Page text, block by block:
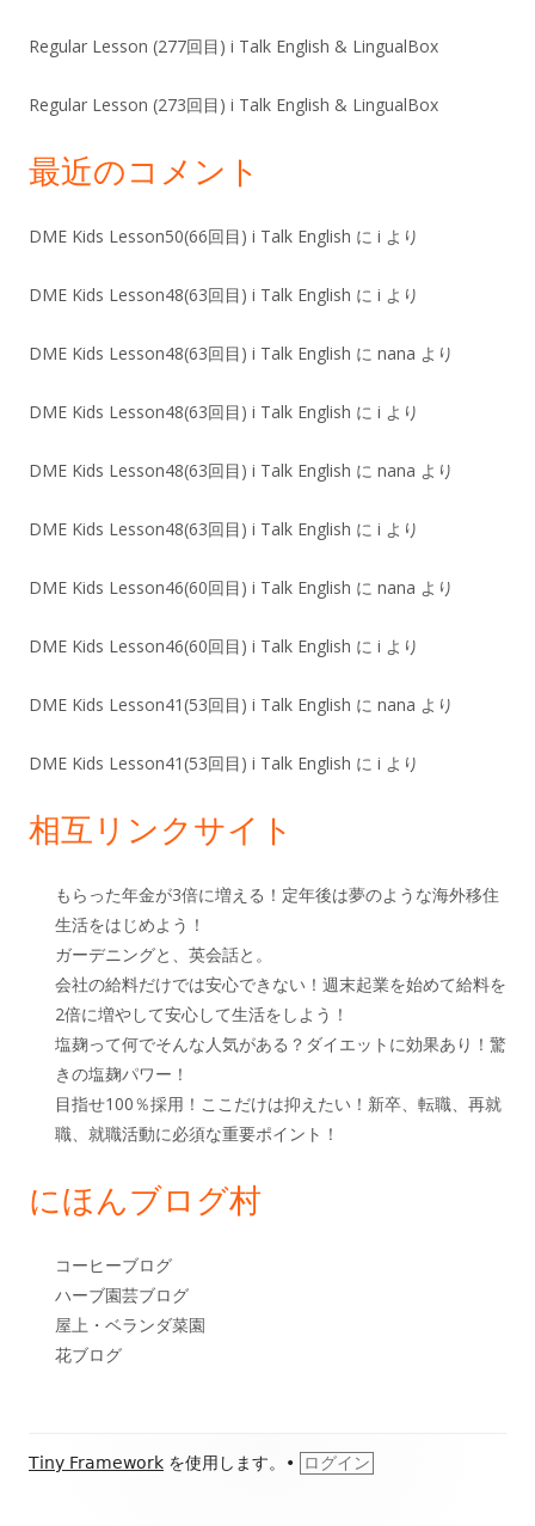
Regular Lesson (277回目) i Talk English & LingualBox
Regular Lesson (273回目) i Talk English & LingualBox
最近のコメント
DME Kids Lesson50(66回目) i Talk English に i より
DME Kids Lesson48(63回目) i Talk English に i より
DME Kids Lesson48(63回目) i Talk English に nana より
DME Kids Lesson48(63回目) i Talk English に i より
DME Kids Lesson48(63回目) i Talk English に nana より
DME Kids Lesson48(63回目) i Talk English に i より
DME Kids Lesson46(60回目) i Talk English に nana より
DME Kids Lesson46(60回目) i Talk English に i より
DME Kids Lesson41(53回目) i Talk English に nana より
DME Kids Lesson41(53回目) i Talk English に i より
相互リンクサイト
もらった年金が3倍に増える！定年後は夢のような海外移住
生活をはじめよう！
ガーデニングと、英会話と。
会社の給料だけでは安心できない！週末起業を始めて給料を
2倍に増やして安心して生活をしよう！
塩麹って何でそんな人気がある？ダイエットに効果あり！驚
きの塩麹パワー！
目指せ100％採用！ここだけは抑えたい！新卒、転職、再就
職、就職活動に必須な重要ポイント！
にほんブログ村
コーヒーブログ
ハーブ園芸ブログ
屋上・ベランダ菜園
花ブログ
フ
Tiny Framework を使用します。 • ログイン